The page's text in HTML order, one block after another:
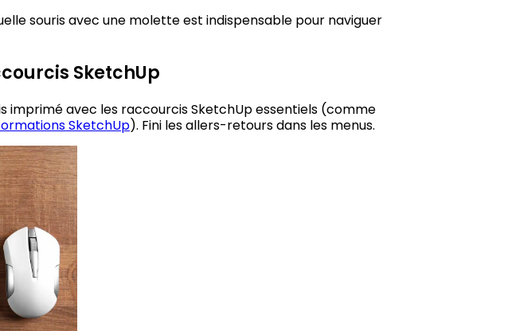
souris avec une molette est indispensable pour naviguer
SketchUp
imprimé avec les raccourcis SketchUp essentiels (comme
SketchUp). Fini les allers-retours dans les menus.